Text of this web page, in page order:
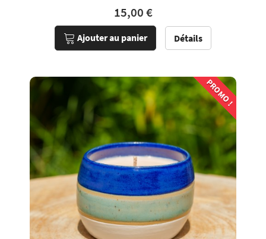
15,00 €
Ajouter au panier Détails
PROMO !